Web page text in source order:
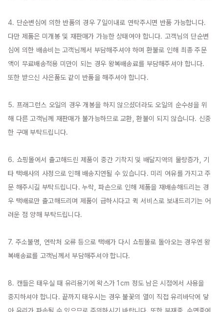
4. 단순변심에 의한 반품의 경우 7일이내로 연락주시면 반품 가능합니다.
다만 제품은 미개봉 및 재판매가 가능한 상태여야 합니다. 고객님의 단순변
심에 의한 배송비는 고객님께서 부담해주셔야 하며 환불로 인해 최종 주문
액이 무료배송적용 미만이 되는 경우 왕복배송료를 부담해주셔야 합니다.
또한 받으신 사은품도 같이 반품을 해주셔야 합니다.
5. 프래그런스 오일의 경우 개봉을 하지 않으셨더라도 오일의 순수성을 위
해 다른 고객님께 재판매가 불가능하므로 교환, 환불이 되지 않습니다. 신중
한 구매 부탁드립니다.
6. 쇼핑몰에서 출고해드린 제품이 중간 기착지 및 배달지역의 물량증가, 기
타 택배사의 사정으로 인해 배송지연될 수 있습니다. 미리 여유를 가지고 주
문 해주시길 부탁드립니다. 누락, 파손으로 인해 제품을 재배송해드리는 경
우 택배로만 출고해드리며 제품이 급하시다고 퀵 서비스로 보내드리기는 어
려운 점 양해 부탁드립니다.
7. 주소불명, 연락처 오류 등으로 택배가 다시 쇼핑몰로 돌아오는 경우엔 왕
복배송료를 고객님께서 부담해주셔야 합니다.
8. 캔들은 태우실 때 유리용기에 왁스가 1cm 정도 남은 시점에서 사용을
중지하셔야 합니다. 끝까지 태우시는 경우 불꽃의 열이 직접 유리바닥에 닿